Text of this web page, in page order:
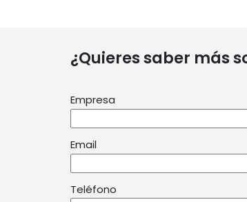
¿Quieres saber más
Empresa
Email
Teléfono